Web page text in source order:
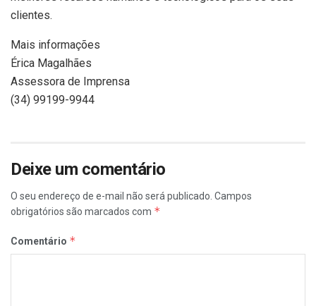
clientes.
Mais informações
Érica Magalhães
Assessora de Imprensa
(34) 99199-9944
Deixe um comentário
O seu endereço de e-mail não será publicado. Campos
obrigatórios são marcados com *
Comentário *